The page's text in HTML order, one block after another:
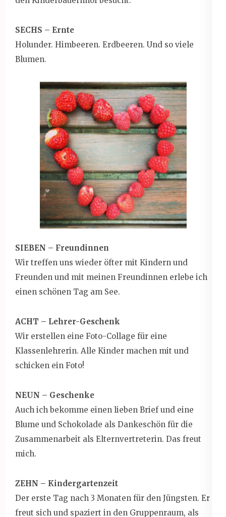
SECHS – Ernte
Holunder. Himbeeren. Erdbeeren. Und so viele
Blumen.
SIEBEN – Freundinnen
Wir treffen uns wieder öfter mit Kindern und
Freunden und mit meinen Freundinnen erlebe ich
einen schönen Tag am See.
ACHT – Lehrer-Geschenk
Wir erstellen eine Foto-Collage für eine
Klassenlehrerin. Alle Kinder machen mit und
schicken ein Foto!
NEUN – Geschenke
Auch ich bekomme einen lieben Brief und eine
Blume und Schokolade als Dankeschön für die
Zusammenarbeit als Elternvertreterin. Das freut
mich.
ZEHN – Kindergartenzeit
Der erste Tag nach 3 Monaten für den Jüngsten. Er
freut sich und spaziert in den Gruppenraum, als